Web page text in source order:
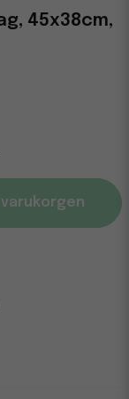
45x38cm,
varukorgen